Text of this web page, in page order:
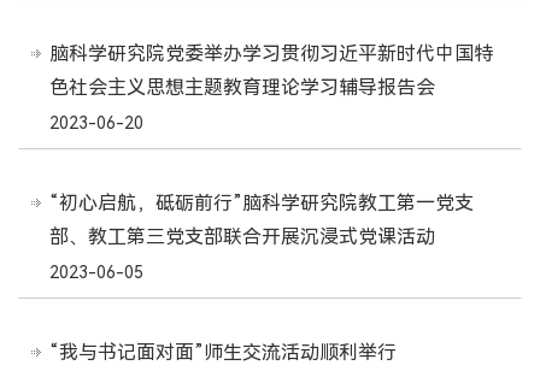
脑科学研究院党委举办学习贯彻习近平新时代中国特
色社会主义思想主题教育理论学习辅导报告会
2023-06-20
“初心启航，砥砺前行”脑科学研究院教工第一党支
部、教工第三党支部联合开展沉浸式党课活动
2023-06-05
“我与书记面对面”师生交流活动顺利举行